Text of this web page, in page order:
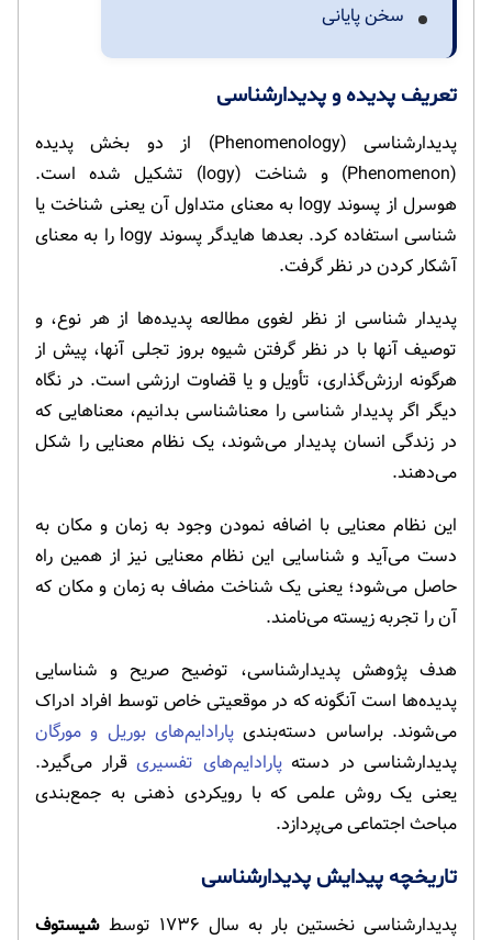
سخن پایانی
تعریف پدیده و پدیدارشناسی
پدیدارشناسی (Phenomenology) از دو بخش پدیده
(Phenomenon) و شناخت (logy) تشکیل شده است.
هوسرل از پسوند logy به معنای متداول آن یعنی شناخت یا
شناسی استفاده کرد. بعدها هایدگر پسوند logy را به معنای
آشکار کردن در نظر گرفت.
پدیدار شناسی از نظر لغوی مطالعه پدیده‌ها از هر نوع، و
توصیف آنها با در نظر گرفتن شیوه بروز تجلی آنها، پیش از
هرگونه ارزش‌گذاری، تأویل و یا قضاوت ارزشی است. در نگاه
دیگر اگر پدیدار شناسی را معناشناسی بدانیم، معناهایی که
در زندگی انسان پدیدار می‌شوند، یک نظام معنایی را شکل
می‌دهند.
این نظام معنایی با اضافه نمودن وجود به زمان و مکان به
دست می‌آید و شناسایی این نظام معنایی نیز از همین راه
حاصل می‌شود؛ یعنی یک شناخت مضاف به زمان و مکان که
آن را تجربه زیسته می‌نامند.
هدف پژوهش پدیدارشناسی، توضیح صریح و شناسایی
پدیده‌ها است آنگونه که در موقعیتی خاص توسط افراد ادراک
می‌شوند. براساس دسته‌بندی پارادایم‌های بوریل و مورگان
پدیدارشناسی در دستهپارادایم‌های تفسیری قرار می‌گیرد.
یعنی یک روش علمی که با رویکردی ذهنی به جمع‌بندی
مباحث اجتماعی می‌پردازد.
تاریخچه پیدایش پدیدارشناسی
پدیدارشناسی نخستین بار به سال ۱۷۳۶ توسط
شیستوف